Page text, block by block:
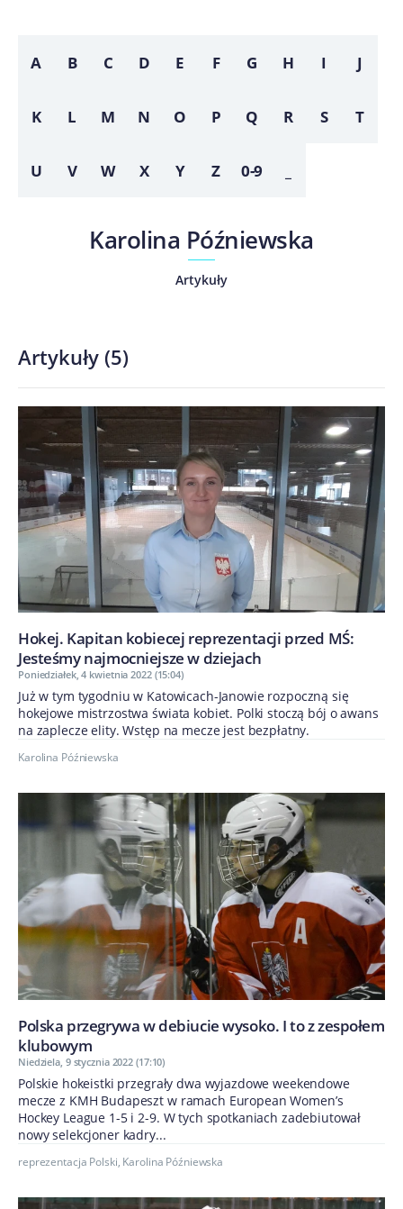
A B C D E F G H I J
K L M N O P Q R S T
U V W X Y Z 0-9
Karolina Późniewska
Artykuły
Artykuły (5)
Hokej. Kapitan kobiecej reprezentacji przed MŚ:
Jesteśmy najmocniejsze w dziejach
Poniedziałek, 4 kwietnia 2022 (15:04)
Już w tym tygodniu w Katowicach-Janowie rozpoczną się
hokejowe mistrzostwa świata kobiet. Polki stoczą bój o awans
na zaplecze elity. Wstęp na mecze jest bezpłatny.
Karolina Późniewska
Polska przegrywa w debiucie wysoko. I to z zespołem
klubowym
Niedziela, 9 stycznia 2022 (17:10)
Polskie hokeistki przegrały dwa wyjazdowe weekendowe
mecze z KMH Budapeszt w ramach European Women’s
Hockey League 1-5 i 2-9. W tych spotkaniach zadebiutował
nowy selekcjoner kadry...
reprezentacja Polski, Karolina Późniewska